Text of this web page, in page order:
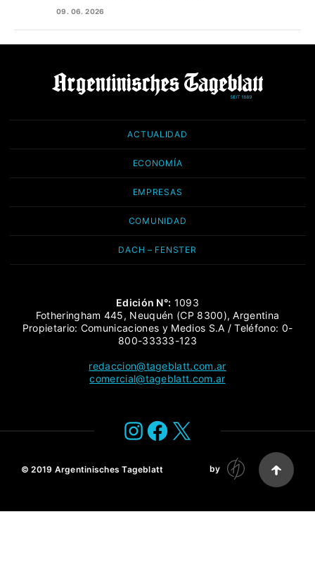
09. 06. 2026
ACTUALIDAD
ECONOMÍA
EMPRESAS
COMUNIDAD
DACH – FENSTER
Edición N°: 1093
Fotheringham 445, Neuquén (CP 8300), Argentina
Propietario: Comunicaciones y Medios S.A / Teléfono: 0-
800-33333-123
redaccion@tageblatt.com.ar
comercial@tageblatt.com.ar
Instagram
Facebook
X
© 2019 Argentinisches Tageblatt by